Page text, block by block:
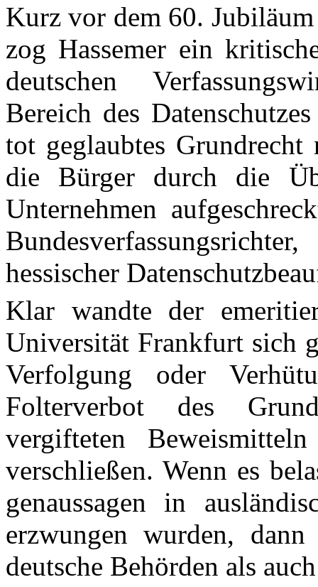
Kurz vor dem 60. Jubiläum
zog Hassemer ein
deutschen
Bereich des
tot geglaubtes
die Bürger durch die
Unternehmen
hessischer
Klar wandte der
Universität Frankfurt sich
Verfolgung oder
Folterverbot des
vergifteten
verschließen. Wenn es
genaussagen in
erzwungen wurden,
deutsche Behörden als